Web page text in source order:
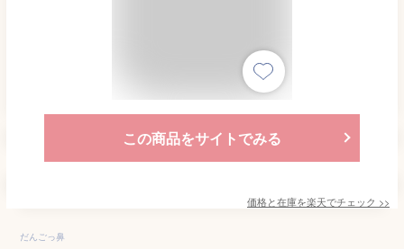
この商品をサイトでみる
価格と在庫を楽天でチェック >>
だんごっ鼻